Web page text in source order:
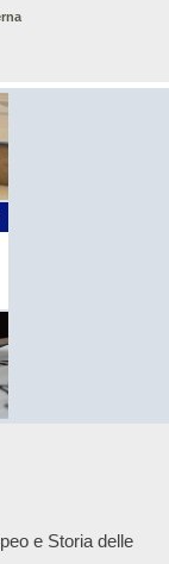
e Storia delle